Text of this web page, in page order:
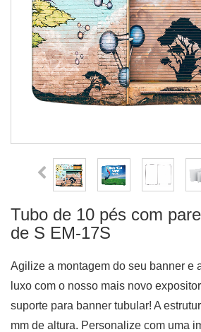
Tubo de 10 pés com
de S EM-17S
Agilize a montagem do seu banner e
luxo com o nosso mais novo
suporte para banner tubular! A
mm de altura. Personalize com uma